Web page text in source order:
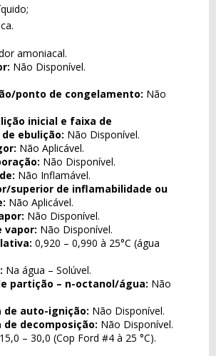
amoniacal.
Não Disponível.
ponto de congelamento: Não
inicial e faixa de
ebulição: Não Disponível.
Não Aplicável.
Não Disponível.
Não Inflamável.
superior de inflamabilidade ou
Não Aplicável.
Não Disponível.
vapor: Não Disponível.
0,920 – 0,990 à 25°C (água
Na água – Solúvel.
partição – n-octanol/água: Não
de auto-ignição: Não Disponível.
decomposição: Não Disponível.
15,0 – 30,0 (Cop Ford #4 à 25 °C).